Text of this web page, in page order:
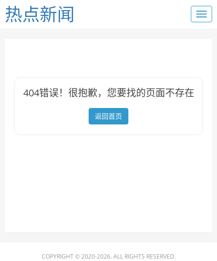
热点新闻
404错误！很抱歉，您要找的页面不存在
返回首页
COPYRIGHT © 2020-2026. ALL RIGHTS RESERVED.